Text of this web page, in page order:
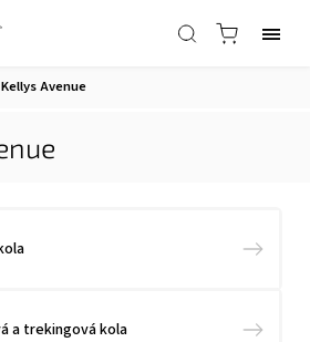
Avenue
a trekingová kola